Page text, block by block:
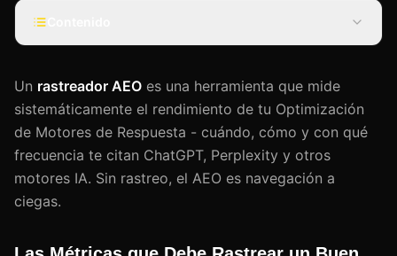
Un rastreador AEO es una herramienta que mide
sistemáticamente el rendimiento de tu Optimización
de Motores de Respuesta - cuándo, cómo y con qué
frecuencia te citan ChatGPT, Perplexity y otros
motores IA. Sin rastreo, el AEO es navegación a
ciegas.